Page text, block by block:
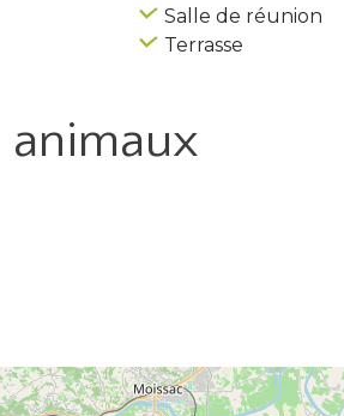
Salle de réunion
Terrasse
animaux